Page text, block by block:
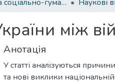
Кафедра соціально-гуманітарних дисциплін Наукові
між
Анотація
У статті аналізуються
та нові виклики